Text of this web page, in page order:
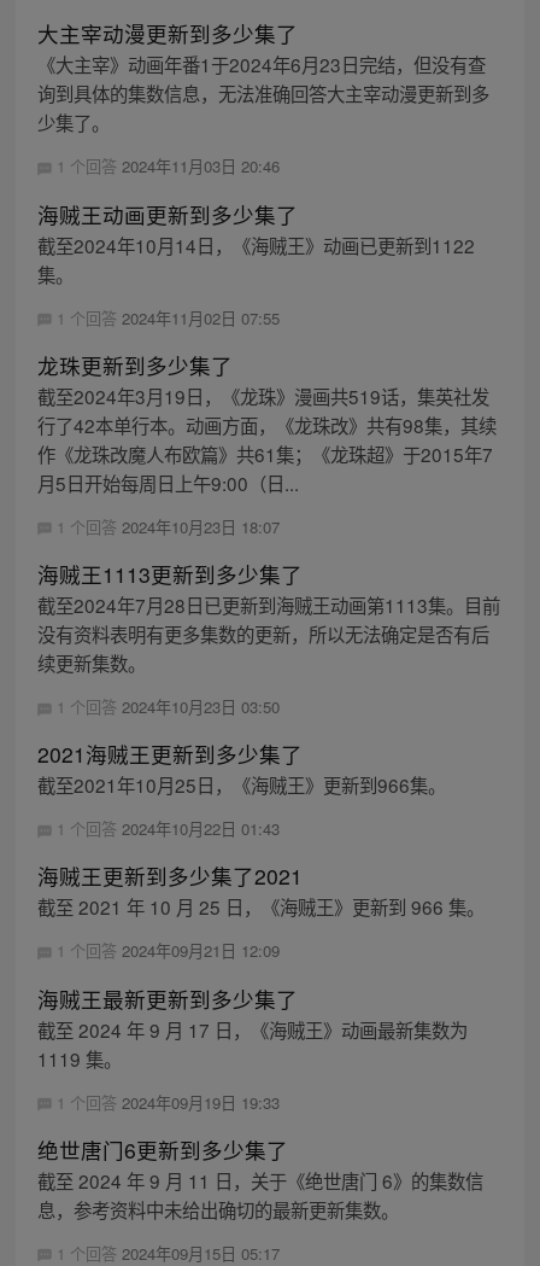
大主宰动漫更新到多少集了
《大主宰》动画年番1于2024年6月23日完结，但没有查
询到具体的集数信息，无法准确回答大主宰动漫更新到多
少集了。
1 个回答 2024年11月03日 20:46
海贼王动画更新到多少集了
截至2024年10月14日，《海贼王》动画已更新到1122
集。
1 个回答 2024年11月02日 07:55
龙珠更新到多少集了
截至2024年3月19日，《龙珠》漫画共519话，集英社发
行了42本单行本。动画方面，《龙珠改》共有98集，其续
作《龙珠改魔人布欧篇》共61集；《龙珠超》于2015年7
月5日开始每周日上午9:00（日...
1 个回答 2024年10月23日 18:07
海贼王1113更新到多少集了
截至2024年7月28日已更新到海贼王动画第1113集。目前
没有资料表明有更多集数的更新，所以无法确定是否有后
续更新集数。
1 个回答 2024年10月23日 03:50
2021海贼王更新到多少集了
截至2021年10月25日，《海贼王》更新到966集。
1 个回答 2024年10月22日 01:43
海贼王更新到多少集了2021
截至 2021 年 10 月 25 日，《海贼王》更新到 966 集。
1 个回答 2024年09月21日 12:09
海贼王最新更新到多少集了
截至 2024 年 9 月 17 日，《海贼王》动画最新集数为
1119 集。
1 个回答 2024年09月19日 19:33
绝世唐门6更新到多少集了
截至 2024 年 9 月 11 日，关于《绝世唐门 6》的集数信
息，参考资料中未给出确切的最新更新集数。
1 个回答 2024年09月15日 05:17